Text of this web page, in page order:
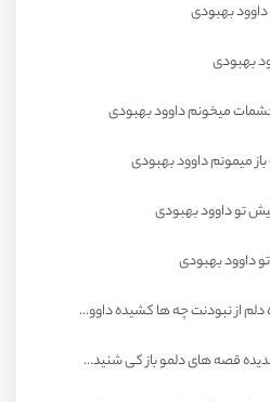
داوود بهبودی
بهبودی
میخونم داوود بهبودی
میمونم داوود بهبودی
تو داوود بهبودی
داوود بهبودی
اهنگ نوبهاری که توی پاییز رسیده دلم از نبودنت چه ها کشیده داوود بهبودی
اهنگ من چه کردم که چشای تو ندیده قصه های دلمو باز کی شنیده داوود بهبودی